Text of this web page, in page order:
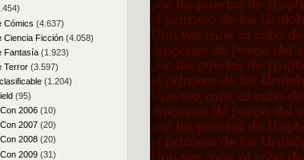
Cómics (4.637)
Ciencia Ficción(4.058)
Fantasía(1.923)
Terror(3.597)
(1.204)
(95)
2006(10)
2007(20)
2008(20)
2009(31)